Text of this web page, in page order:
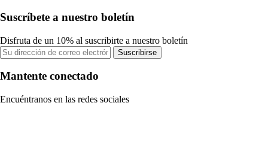
Suscríbete a nuestro boletín
Disfruta de un 10% al suscribirte a nuestro boletín
Suscribirse
Mantente conectado
Encuéntranos en las redes sociales